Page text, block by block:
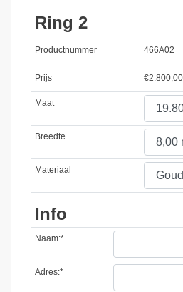
Ring 2
Productnummer 466A02
Prijs €2.800,00
Maat
Breedte
Materiaal
Info
Naam:*
Adres:*